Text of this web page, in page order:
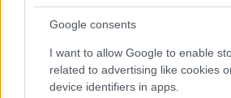
Google consents
I want to allow Google to enable
related to advertising like cookies
device identifiers in apps.
Continue lendo
INVESTIMENTOS